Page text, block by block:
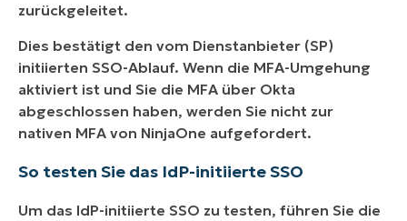
zurückgeleitet.
Dies bestätigt den vom Dienstanbieter (SP)
initiierten SSO-Ablauf. Wenn die MFA-Umgehung
aktiviert ist und Sie die MFA über Okta
abgeschlossen haben, werden Sie nicht zur
nativen MFA von NinjaOne aufgefordert.
So testen Sie das IdP-initiierte SSO
Um das IdP-initiierte SSO zu testen, führen Sie die